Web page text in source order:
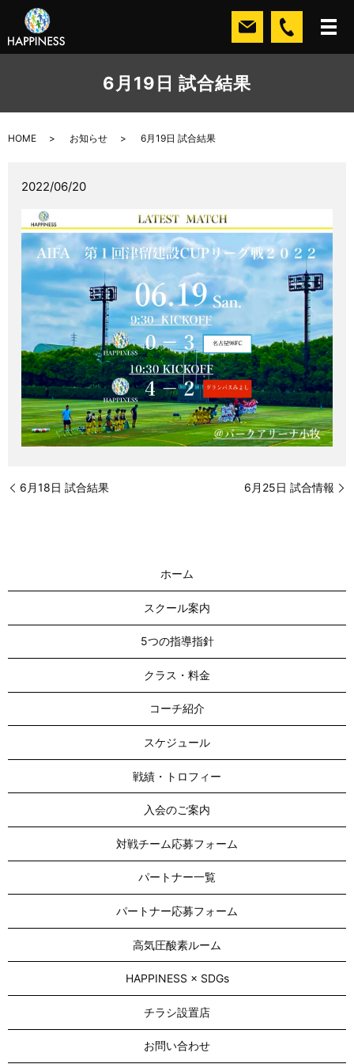
6月19日 試合結果
HOME お知らせ 6月19日 試合結果
2022/06/20
6月18日 試合結果 6月25日 試合情報
ホーム
スクール案内
5つの指導指針
クラス・料金
コーチ紹介
スケジュール
戦績・トロフィー
入会のご案内
対戦チーム応募フォーム
パートナー一覧
パートナー応募フォーム
高気圧酸素ルーム
HAPPINESS × SDGs
チラシ設置店
お問い合わせ